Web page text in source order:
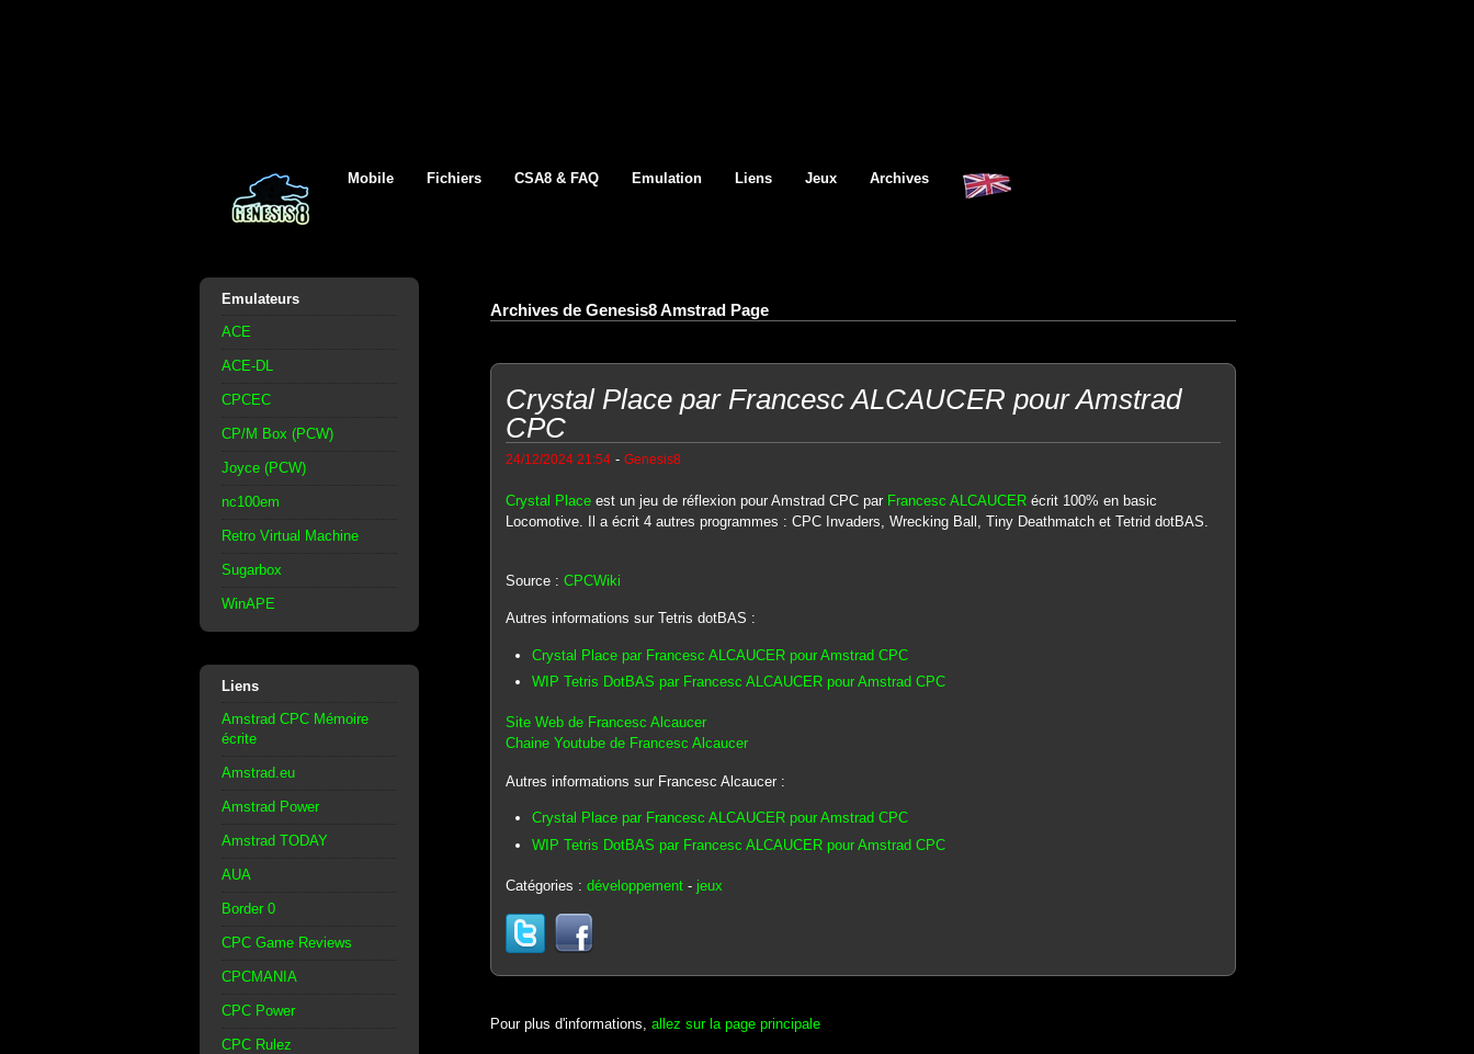
Mobile Fichiers CSA8 & FAQ Emulation Liens Jeux Archives
Emulateurs
ACE
ACE-DL
CPCEC
CP/M Box (PCW)
Joyce (PCW)
nc100em
Retro Virtual Machine
Sugarbox
WinAPE
Liens
Amstrad CPC Mémoire
écrite
Amstrad.eu
Amstrad Power
Amstrad TODAY
AUA
Border 0
CPC Game Reviews
CPCMANIA
CPC Power
CPC Rulez
Archives de Genesis8 Amstrad Page
Crystal Place par Francesc ALCAUCER pour Amstrad
CPC
24/12/2024 21:54- Genesis8
Crystal Placeest un jeu de réflexion pour Amstrad CPC par Francesc ALCAUCERécrit 100% en basic
Locomotive. Il a écrit 4 autres programmes : CPC Invaders, Wrecking Ball, Tiny Deathmatch et Tetrid dotBAS.
Source : CPCWiki
Autres informations sur Tetris dotBAS :
Crystal Place par Francesc ALCAUCER pour Amstrad CPC
WIP Tetris DotBAS par Francesc ALCAUCER pour Amstrad CPC
Site Web de Francesc Alcaucer
Chaine Youtube de Francesc Alcaucer
Autres informations sur Francesc Alcaucer :
Crystal Place par Francesc ALCAUCER pour Amstrad CPC
WIP Tetris DotBAS par Francesc ALCAUCER pour Amstrad CPC
Catégories : développement- jeux
Pour plus d'informations, allez sur la page principale